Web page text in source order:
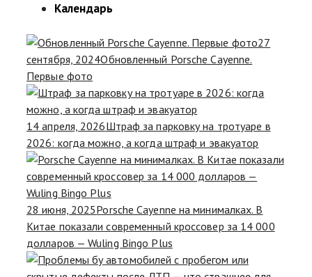
Календарь
27
сентября, 2024Обновленный Porsche Cayenne.
Первые фото
14 апреля, 2026Штраф за парковку на тротуаре в
2026: когда можно, а когда штраф и эвакуатор
28 июня, 2025Porsche Cayenne на минималках. В
Китае показали современный кроссовер за 14 000
долларов — Wuling Bingo Plus